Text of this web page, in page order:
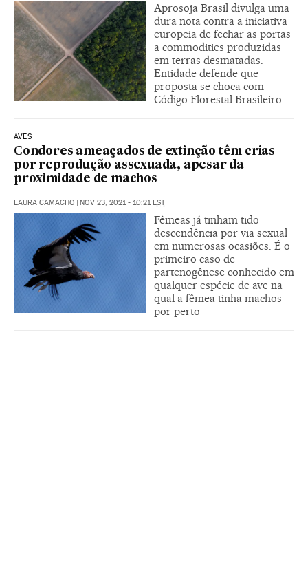
Aprosoja Brasil divulga uma
dura nota contra a iniciativa
europeia de fechar as portas
a commodities produzidas
em terras desmatadas.
Entidade defende que
proposta se choca com
Código Florestal Brasileiro
AVES
Condores ameaçados de extinção têm crias
por reprodução assexuada, apesar da
proximidade de machos
LAURA CAMACHO | NOV 23, 2021 - 10:21EST
Fêmeas já tinham tido
descendência por via sexual
em numerosas ocasiões. É o
primeiro caso de
partenogênese conhecido em
qualquer espécie de ave na
qual a fêmea tinha machos
por perto